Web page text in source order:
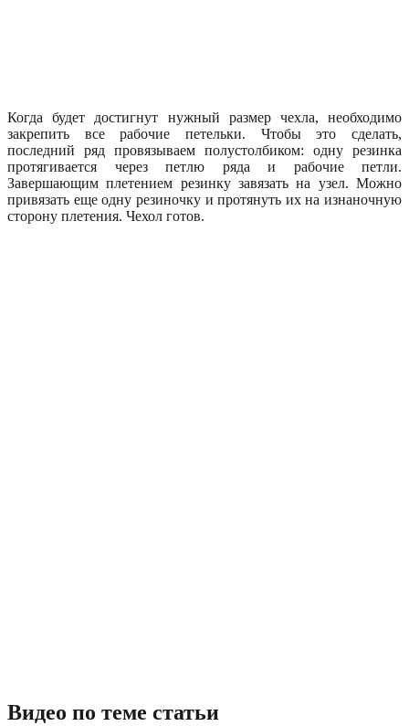
Когда будет достигнут нужный размер чехла, необходимо
закрепить все рабочие петельки. Чтобы это сделать,
последний ряд провязываем полустолбиком: одну резинка
протягивается через петлю ряда и рабочие петли.
Завершающим плетением резинку завязать на узел. Можно
привязать еще одну резиночку и протянуть их на изнаночную
сторону плетения. Чехол готов.
Видео по теме статьи